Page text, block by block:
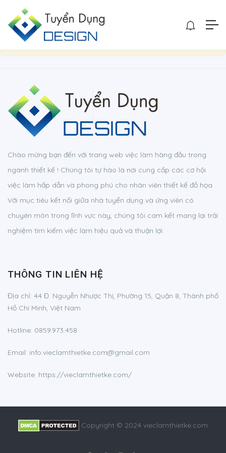
Show Sidebar
You are not allowed to access this page.
Chào mừng bạn đến với trang web việc làm hàng đầu trong
ngành thiết kế ! Chúng tôi tự hào là nơi cung cấp các cơ hội
việc làm hấp dẫn và phong phú cho nhân viên thiết kế đồ họa.
Với mục tiêu kết nối giữa nhà tuyển dụng và ứng viên có
chuyên môn trong lĩnh vực này, chúng tôi cam kết mang lại trải
nghiệm tìm kiếm việc làm hiệu quả và thuận lợi.
THÔNG TIN LIÊN HỆ
Địa chỉ: 44 Đ. Nguyễn Nhược Thị, Phường 15, Quận 8, Thành phố
Hồ Chí Minh, Việt Nam
Hotline: 0859.973.458
Email: info.vieclamthietke.com@gmail.com
Website: https://vieclamthietke.com/
Copyright © 2024 vieclamthietke.com